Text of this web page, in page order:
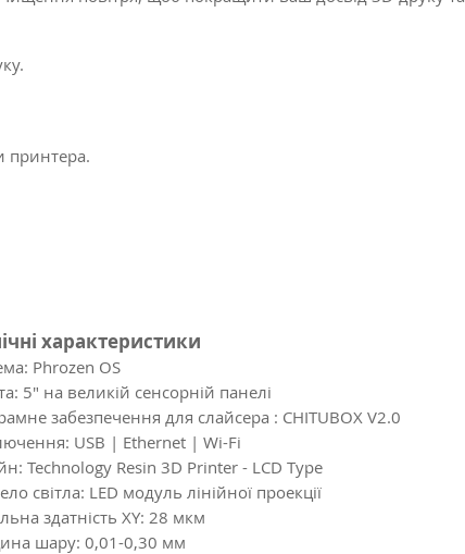
принтера.
характеристики
Phrozen OS
5" на великій сенсорній панелі
забезпечення для слайсера : CHITUBOX V2.0
USB | Ethernet | Wi-Fi
Technology Resin 3D Printer - LCD Type
світла: LED модуль лінійної проекції
здатність XY: 28 мкм
шару: 0,01-0,30 мм